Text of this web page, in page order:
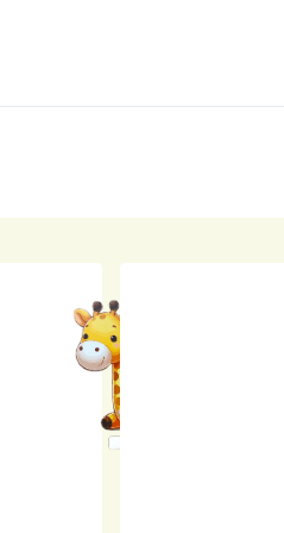
rollator